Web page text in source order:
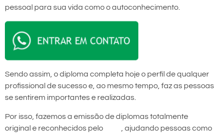
pessoal para sua vida como o autoconhecimento.
Sendo assim, o diploma completa hoje o perfil de qualquer
profissional de sucesso e, ao mesmo tempo, faz as pessoas
se sentirem importantes e realizadas.
Por isso, fazemos a emissão de diplomas totalmente
original e reconhecidos pelo
, ajudando pessoas como